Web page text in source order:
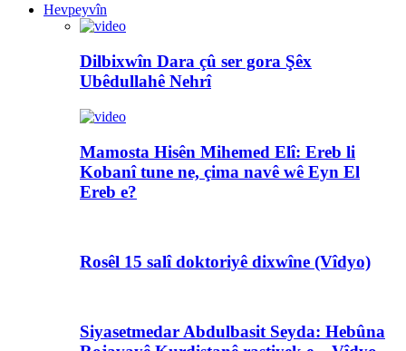
Hevpeyvîn
Dilbixwîn Dara çû ser gora Şêx
Ubêdullahê Nehrî
Mamosta Hisên Mihemed Elî: Ereb li
Kobanî tune ne, çima navê wê Eyn El
Ereb e?
Rosêl 15 salî doktoriyê dixwîne (Vîdyo)
Siyasetmedar Abdulbasit Seyda: Hebûna